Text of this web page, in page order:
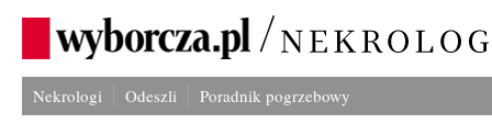
Nekrologi Odeszli Poradnik pogrzebowy